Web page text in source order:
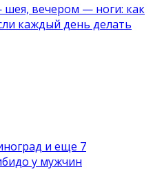
вечером — ноги: как
каждый день делать
и еще 7
у мужчин